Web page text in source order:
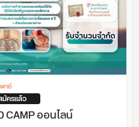
ทย์
ครแล้ว
CAMP ออนไลน์